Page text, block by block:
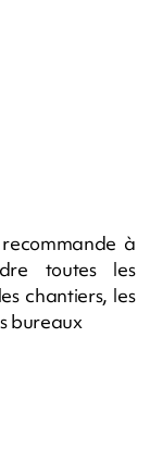
à
toutes les
chantiers, les
bureaux